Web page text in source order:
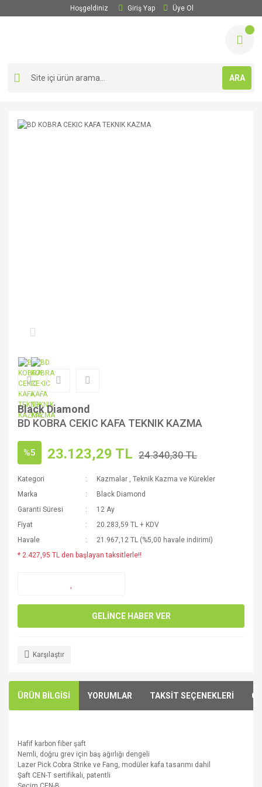
Hoşgeldiniz Giriş Yap Üye Ol
ARA
Black Diamond
BD KOBRA CEKIC KAFA TEKNIK KAZMA
%5 23.123,29 TL 24.340,30 TL
Kategori Kazmalar ,Teknik Kazma ve Kürekler
Marka
Black Diamond
Garanti Süresi
12 Ay
Fiyat
20.283,59 TL + KDV
Havale
21.967,12 TL (%5,00 havale indirimi)
* 2.427,95 TL den başlayan taksitlerle!!
GELİNCE HABER VER
Karşılaştır
ÜRÜN BİLGİSİ YORUMLAR TAKSİT SEÇENEKLERİ
Hafif karbon fiber şaft
Nemli, doğru grev için baş ağırlığı dengeli
Lazer Pick Cobra Strike ve Fang, modüler kafa tasarımı dahil
Şaft CEN-T sertifikalı, patentli